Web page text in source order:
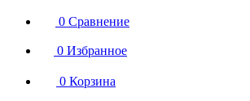
0 Сравнение
0 Избранное
0 Корзина